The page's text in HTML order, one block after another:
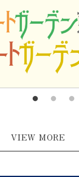
VIEW MORE